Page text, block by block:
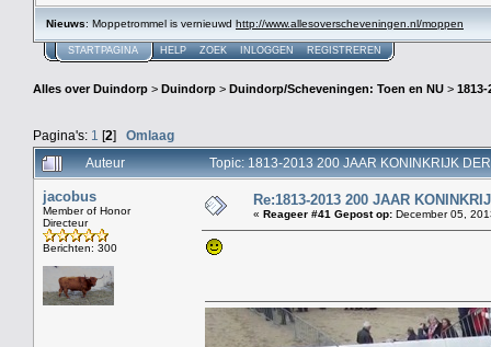
Nieuws: Moppetrommel is vernieuwd http://www.allesoverscheveningen.nl/moppen
STARTPAGINA HELP ZOEK INLOGGEN REGISTREREN
Alles over Duindorp > Duindorp > Duindorp/Scheveningen: Toen en NU > 1813-
Pagina's: 1 [2] Omlaag
Auteur
Topic: 1813-2013 200 JAAR KONINKRIJK
jacobus
Member of Honor
Directeur
Berichten: 300
Re:1813-2013 200 JAAR
« Reageer #41 Gepost op: December 05,